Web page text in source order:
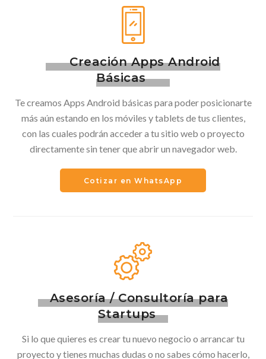
Creación Apps Android
Básicas
Te creamos Apps Android básicas para poder posicionarte
más aún estando en los móviles y tablets de tus clientes,
con las cuales podrán acceder a tu sitio web o proyecto
directamente sin tener que abrir un navegador web.
Cotizar en WhatsApp
Asesoría / Consultoría para
Startups
Si lo que quieres es crear tu nuevo negocio o arrancar tu
proyecto y tienes muchas dudas o no sabes cómo hacerlo,